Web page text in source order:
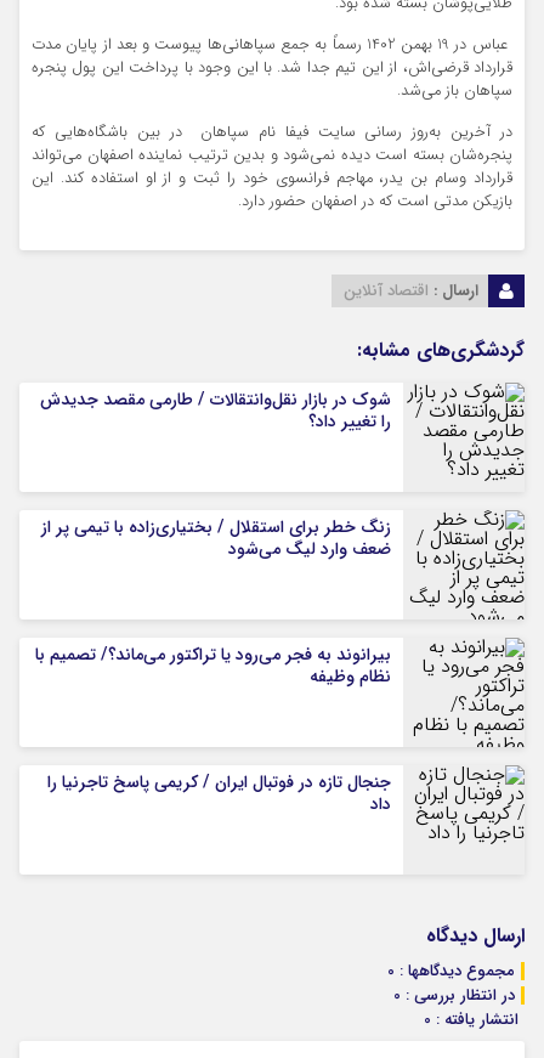
عباس در 19 بهمن 1402 رسماً به جمع سپاهانی‌ها پیوست و بعد از پایان مدت
قرارداد قرضی‌اش، از این تیم جدا شد. با این وجود با پرداخت این پول پنجره
سپاهان باز می‌شد.
در آخرین به‌روز رسانی سایت فیفا نام سپاهان در بین باشگاه‌هایی که
پنجره‌شان بسته است دیده نمی‌شود و بدین ترتیب نماینده اصفهان می‌تواند
قرارداد وسام بن یدر، مهاجم فرانسوی خود را ثبت و از او استفاده کند. این
بازیکن مدتی است که در اصفهان حضور دارد.
ارسال : اقتصاد آنلاین
گردشگری‌های مشابه:
شوک در بازار نقل‌وانتقالات / طارمی مقصد جدیدش
را تغییر داد؟
زنگ خطر برای استقلال / بختیاری‌زاده با تیمی پر از
ضعف وارد لیگ می‌شود
بیرانوند به فجر می‌رود یا تراکتور می‌ماند؟/ تصمیم با
نظام وظیفه
جنجال تازه در فوتبال ایران / کریمی پاسخ تاجرنیا را
داد
ارسال دیدگاه
مجموع دیدگاهها : 0
در انتظار بررسی : 0
انتشار یافته : 0